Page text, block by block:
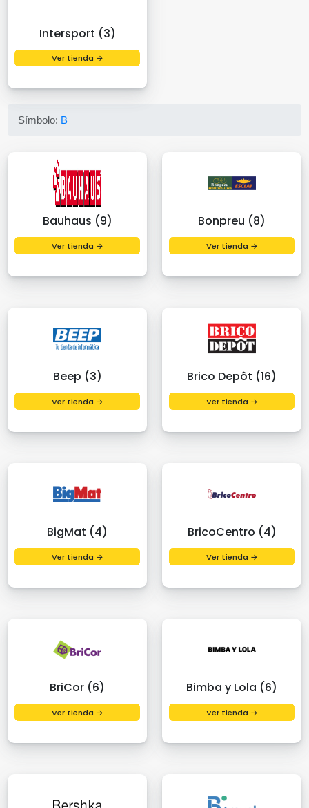
Intersport (3)
Ver tienda →
Símbolo: B
Bauhaus (9)
Ver tienda →
Bonpreu (8)
Ver tienda →
Beep (3)
Ver tienda →
Brico Depôt (16)
Ver tienda →
BigMat (4)
Ver tienda →
BricoCentro (4)
Ver tienda →
BriCor (6)
Ver tienda →
Bimba y Lola (6)
Ver tienda →